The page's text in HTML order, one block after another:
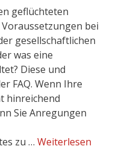
geflüchteten
bei
gesellschaftlichen
was eine
Diese und
FAQ. Wenn Ihre
hinreichend
Sie Anregungen
zu … Weiterlesen